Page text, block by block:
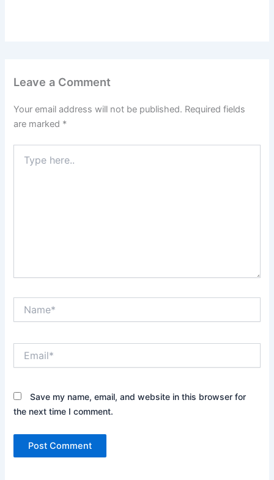
Leave a Comment
Your email address will not be published. Required fields
are marked *
here..
Save my name, email, and website in this browser for
the next time I comment.